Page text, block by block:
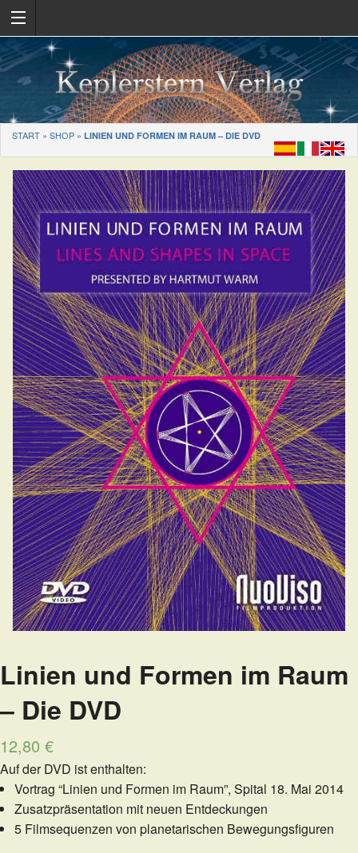
START » SHOP » LINIEN UND FORMEN IM RAUM – DIE DVD
Linien und Formen im Raum
– Die DVD
12,80 €
Auf der DVD ist enthalten:
Vortrag “Linien und Formen im Raum”, Spital 18. Mai 2014
Zusatzpräsentation mit neuen Entdeckungen
5 Filmsequenzen von planetarischen Bewegungsfiguren